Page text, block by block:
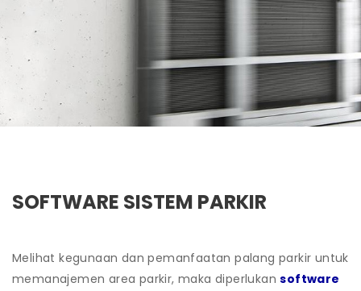
SOFTWARE SISTEM PARKIR
Melihat kegunaan dan pemanfaatan palang parkir untuk
memanajemen area parkir, maka diperlukansoftware